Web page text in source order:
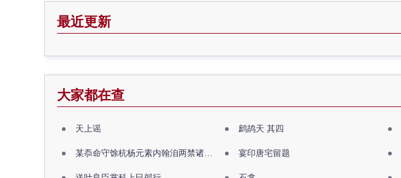
最近更新
大家都在查
天上谣 鹧鸪天 其四
某忝命守馀杭杨元素内翰洎两禁诸公出祖佛寺 宴印唐宅留题